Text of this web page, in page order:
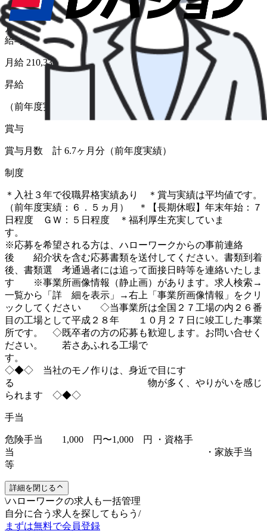
給与形態
月給
給与
月給 210,330円〜275,850円
昇給
（前年度実績 あり）
賞与
賞与月数 計 6.7ヶ月分（前年度実績）
制度
＊入社３年で役職昇格実績あり ＊賞与実績は平均値です。
（前年度実績：６．５ヵ月） ＊【長期休暇】年末年始：７
日程度 ＧＷ：５日程度 ＊福利厚生充実していま
す
※応募を希望される方は、ハローワークからの事前連絡
後 紹介状を含む応募書類を送付してください。書類到着
後、書類選 考通過者には追って面接日時等を連絡いたしま
す ※事業所画像情報（静止画）があります。求人検索→
一覧から「詳 細を表示」→右上「事業所画像情報」をクリ
ックしてください ◇当事業所は全国２７工場の内２６番
目の工場として平成２８年 １０月２７日に竣工した事業
所です。 ◇既卒者の方の応募も歓迎します。お問い合せく
ださい。 若さあふれる工場で
◇◆◇ 当社のモノ作りは、身近で目にす
る 物が多く、やりがいを感じ
られます ◇◆◇
手当
危険手当 1,000 円〜1,000 円 ・資格手
当 ・家族手当
等
詳細を閉じる
\ハローワークの求人も一括管理
自分に合う求人を探してもらう /
まずは無料で会員登録